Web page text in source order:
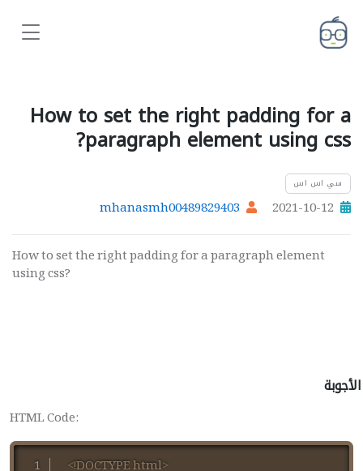
How to set the right padding for a
paragraph element using css?
سي اس اس
2021-10-12
mhanasmh00489829403
How to set the right padding for a paragraph element
using css?
الأجوبة
HTML Code: